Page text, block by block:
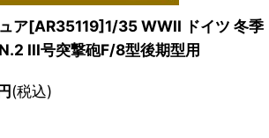
ア[AR35119]1/35 WWII ドイツ 冬季
III号突撃砲F/8型後期型用
(税込)